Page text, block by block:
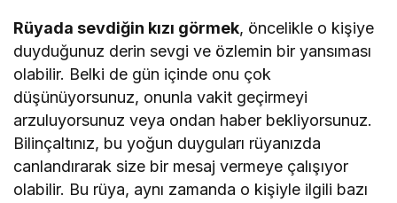
Rüyada sevdiğin kızı görmek, öncelikle o kişiye
duyduğunuz derin sevgi ve özlemin bir yansıması
olabilir. Belki de gün içinde onu çok
düşünüyorsunuz, onunla vakit geçirmeyi
arzuluyorsunuz veya ondan haber bekliyorsunuz.
Bilinçaltınız, bu yoğun duyguları rüyanızda
canlandırarak size bir mesaj vermeye çalışıyor
olabilir. Bu rüya, aynı zamanda o kişiyle ilgili bazı